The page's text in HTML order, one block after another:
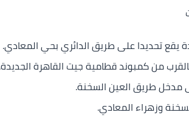
يقع تحديدا على طريق الدائري بحي المعادي.
من كمبوند قطامية جيت القاهرة الجديدة.
مدخل طريق العين السخنة.
وزهراء المعادي.